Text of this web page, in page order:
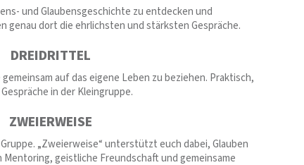
und Glaubensgeschichte zu entdecken und
genau dort die ehrlichsten und stärksten Gespräche.
DREIDRITTEL
auf das eigene Leben zu beziehen. Praktisch,
in der Kleingruppe.
ZWEIERWEISE
„Zweierweise“ unterstützt euch dabei, Glauben
geistliche Freundschaft und gemeinsame